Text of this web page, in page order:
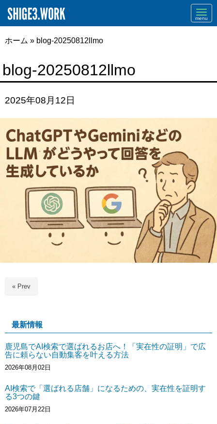
ホーム » blog-20250812llmo
blog-20250812llmo
2025年08月12日
« Prev
最新情報
鹿児島でAI検索で選ばれるお店へ！「実在性の証明」で広
告に頼らない自動集客を叶える方法
2026年08月02日
AI検索で「選ばれる店舗」になるための、実在性を証明す
る3つの鍵
2026年07月22日